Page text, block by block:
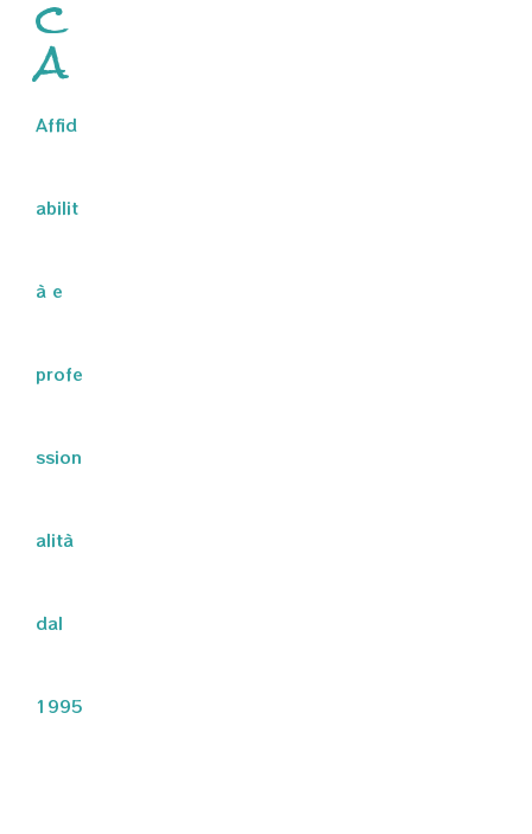
a
Affid
abilit
à e
profe
ssion
alità
dal
1995